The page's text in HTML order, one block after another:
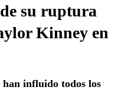
su ruptura
Kinney en
influido todos los